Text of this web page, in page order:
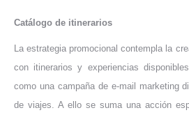
Catálogo de itinerarios
La estrategia promocional contempla la
con itinerarios y experiencias
como una campaña de e-mail marketing
de viajes. A ello se suma una acción